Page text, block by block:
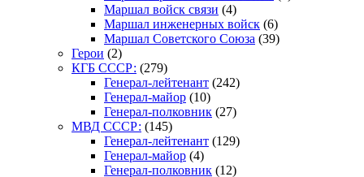
Маршал войск связи (4)
Маршал инженерных войск (6)
Маршал Советского Союза (39)
Герои (2)
КГБ СССР: (279)
Генерал-лейтенант (242)
Генерал-майор (10)
Генерал-полковник (27)
МВД СССР: (145)
Генерал-лейтенант (129)
Генерал-майор (4)
Генерал-полковник (12)